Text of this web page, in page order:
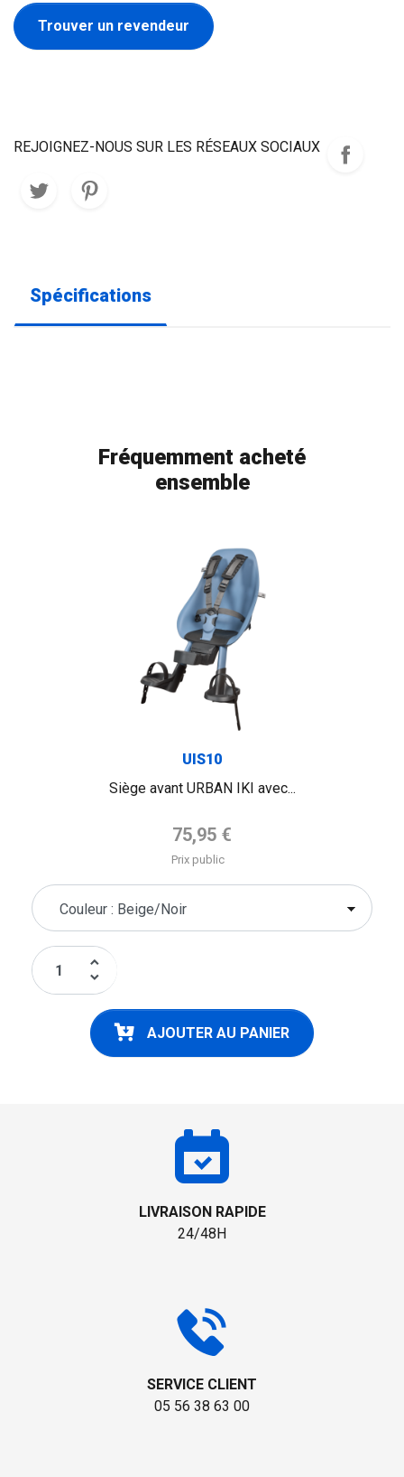
Trouver un revendeur
REJOIGNEZ-NOUS SUR LES RÉSEAUX SOCIAUX
Spécifications
Fréquemment acheté
ensemble
UIS10
Siège avant URBAN IKI avec...
Prix de base
75,95 €
Prix public
keyboard_arrow_up
keyboard_arrow_down
AJOUTER AU PANIER
LIVRAISON RAPIDE
24/48H
SERVICE CLIENT
05 56 38 63 00